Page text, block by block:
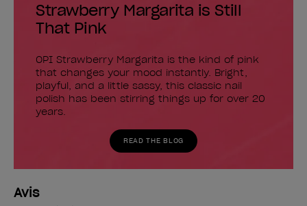
Strawberry Margarita is Still
That Pink
OPI Strawberry Margarita is the kind of pink
that changes your mood instantly. Bright,
playful, and a little sassy, this classic nail
polish has been stirring things up for over 20
years.
READ THE BLOG